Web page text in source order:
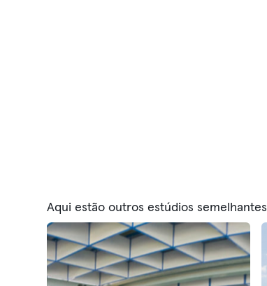
Aqui estão outros estúdios semelhantes